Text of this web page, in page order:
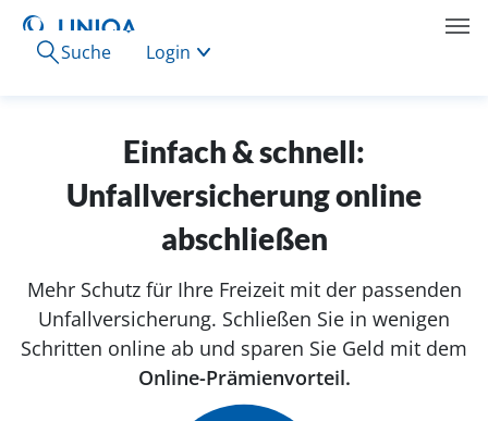
Suche Login
Einfach & schnell:
Unfallversicherung online
abschließen
Mehr Schutz für Ihre Freizeit mit der passenden
Unfallversicherung. Schließen Sie in wenigen
Schritten online ab und sparen Sie Geld mit dem
Online-Prämienvorteil.